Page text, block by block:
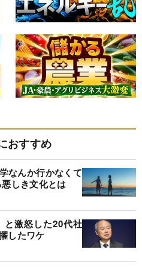
おすすめ
なんか行かなくて
しき文化とは
と激怒した20代社
したワケ